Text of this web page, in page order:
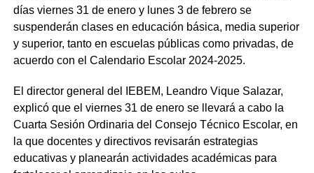
días viernes 31 de enero y lunes 3 de febrero se
suspenderán clases en educación básica, media superior
y superior, tanto en escuelas públicas como privadas, de
acuerdo con el Calendario Escolar 2024-2025.
El director general del IEBEM, Leandro Vique Salazar,
explicó que el viernes 31 de enero se llevará a cabo la
Cuarta Sesión Ordinaria del Consejo Técnico Escolar, en
la que docentes y directivos revisarán estrategias
educativas y planearán actividades académicas para